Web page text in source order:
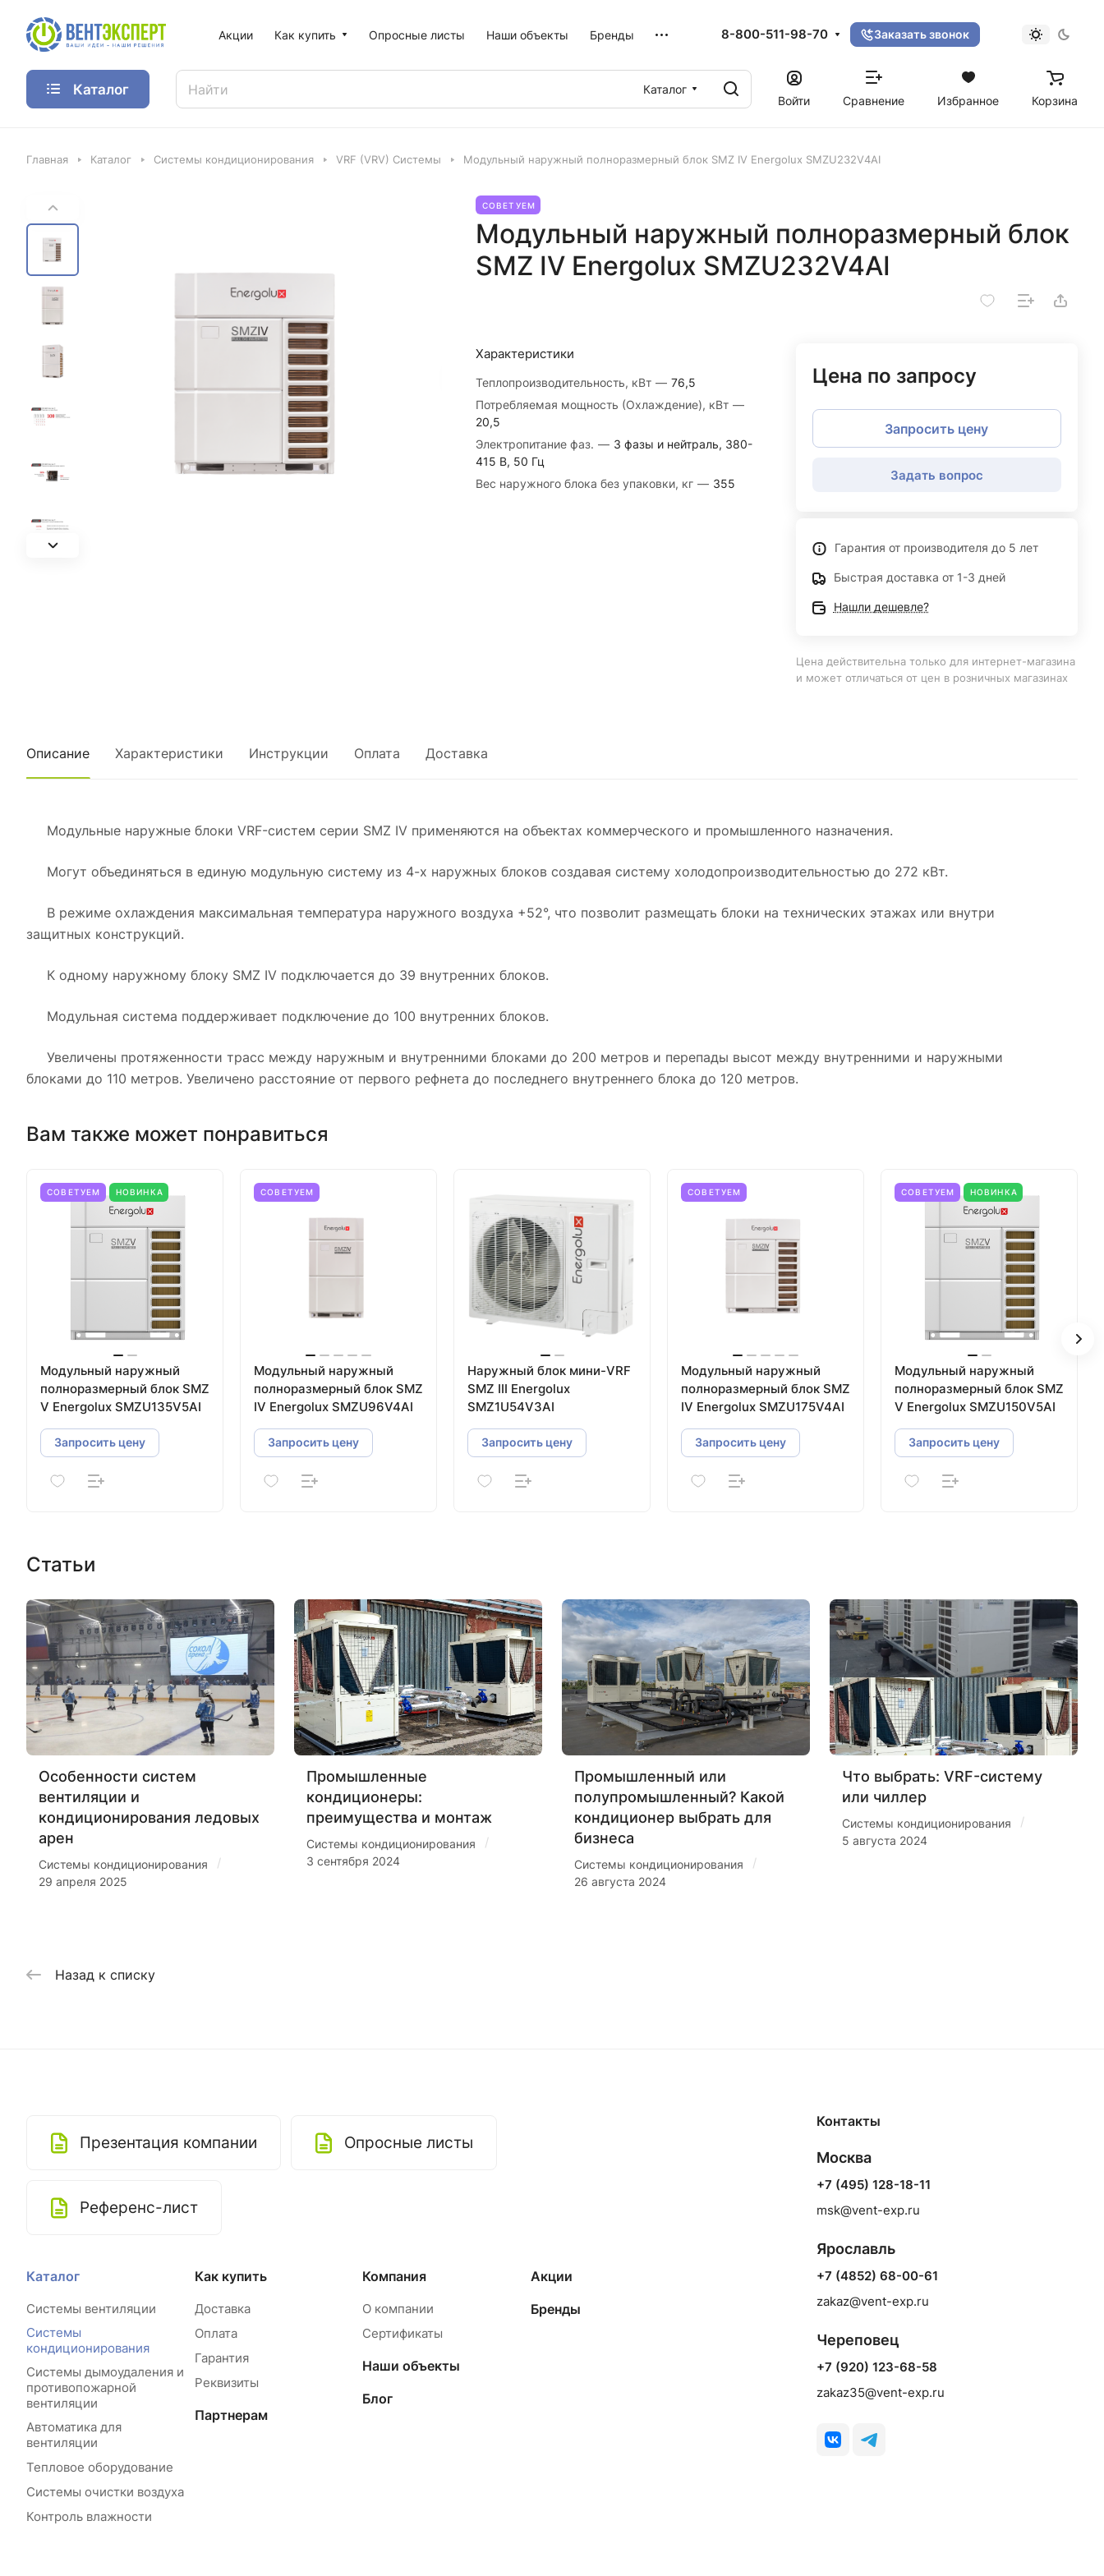
Акции Как купить Опросные листы Наши объекты Бренды 8-800-511-98-70 Заказать звонок
Каталог
Каталог
Войти
Сравнение Избранное Корзина
Главная Каталог Системы кондиционирования VRF (VRV) Системы Модульный наружный полноразмерный блок SMZ IV Energolux SMZU232V4AI
СОВЕТУЕМ
Модульный наружный полноразмерный блок
SMZ IV Energolux SMZU232V4AI
Характеристики
Теплопроизводительность, кВт — 76,5
Потребляемая мощность (Охлаждение), кВт —
20,5
Электропитание фаз. — 3 фазы и нейтраль, 380-
415 В, 50 Гц
Вес наружного блока без упаковки, кг — 355
Цена по запросу
Запросить цену
Задать вопрос
Гарантия от производителя до 5 лет
Быстрая доставка от 1-3 дней
Нашли дешевле?
Цена действительна только для интернет-магазина
и может отличаться от цен в розничных магазинах
Описание Характеристики Инструкции Оплата Доставка
Модульные наружные блоки VRF-систем серии SMZ IV применяются на объектах коммерческого и промышленного назначения.
Могут объединяться в единую модульную систему из 4-х наружных блоков создавая систему холодопроизводительностью до 272 кВт.
В режиме охлаждения максимальная температура наружного воздуха +52°, что позволит размещать блоки на технических этажах или внутри
защитных конструкций.
К одному наружному блоку SMZ IV подключается до 39 внутренних блоков.
Модульная система поддерживает подключение до 100 внутренних блоков.
Увеличены протяженности трасс между наружным и внутренними блоками до 200 метров и перепады высот между внутренними и наружными
блоками до 110 метров. Увеличено расстояние от первого рефнета до последнего внутреннего блока до 120 метров.
Вам также может понравиться
СОВЕТУЕМ НОВИНКА
Модульный наружный
полноразмерный блок SMZ
V Energolux SMZU135V5AI
Запросить цену
СОВЕТУЕМ
Модульный наружный
полноразмерный блок SMZ
IV Energolux SMZU96V4AI
Запросить цену
Наружный блок мини-VRF
SMZ III Energolux
SMZ1U54V3AI
Запросить цену
СОВЕТУЕМ
Модульный наружный
полноразмерный блок SMZ
IV Energolux SMZU175V4AI
Запросить цену
СОВЕТУЕМ НОВИНКА
Модульный наружный
полноразмерный блок SMZ
V Energolux SMZU150V5AI
Запросить цену
Статьи
Особенности систем
вентиляции и
кондиционирования ледовых
арен
Системы кондиционирования /
29 апреля 2025
Промышленные
кондиционеры:
преимущества и монтаж
Системы кондиционирования /
3 сентября 2024
Промышленный или
полупромышленный? Какой
кондиционер выбрать для
бизнеса
Системы кондиционирования /
26 августа 2024
Что выбрать: VRF-систему
или чиллер
Системы кондиционирования /
5 августа 2024
Назад к списку
Презентация компании Опросные листы
Референс-лист
Каталог
Системы вентиляции
Системы
кондиционирования
Системы дымоудаления и
противопожарной
вентиляции
Автоматика для
вентиляции
Тепловое оборудование
Системы очистки воздуха
Контроль влажности
Как купить
Доставка
Оплата
Гарантия
Реквизиты
Партнерам
Компания
О компании
Сертификаты
Наши объекты
Блог
Акции
Бренды
Контакты
Москва
+7 (495) 128-18-11
msk@vent-exp.ru
Ярославль
+7 (4852) 68-00-61
zakaz@vent-exp.ru
Череповец
+7 (920) 123-68-58
zakaz35@vent-exp.ru